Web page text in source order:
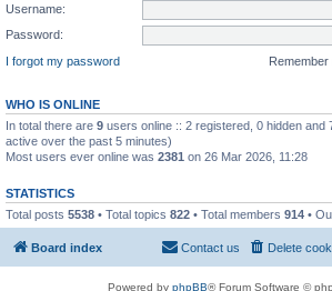
Username:
Password:
I forgot my password
Remember
WHO IS ONLINE
In total there are 9 users online :: 2 registered, 0 hidden and
active over the past 5 minutes)
Most users ever online was 2381 on 26 Mar 2026, 11:28
STATISTICS
Total posts 5538 • Total topics 822 • Total members 914 •
Board index Delete
Contact us
Powered by phpBB® Forum Software ©